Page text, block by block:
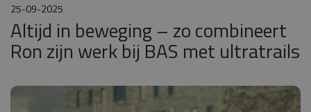
25-09-2025
Altijd in beweging – zo combineert
Ron zijn werk bij BAS met ultratrails